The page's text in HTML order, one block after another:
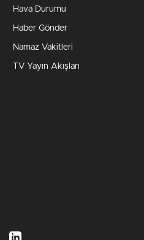
Hava Durumu
Haber Gönder
Namaz Vakitleri
TV Yayın Akışları